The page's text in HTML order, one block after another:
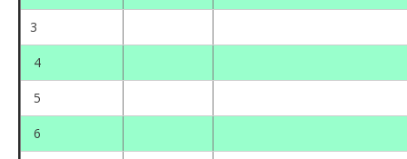
3
4
5
6